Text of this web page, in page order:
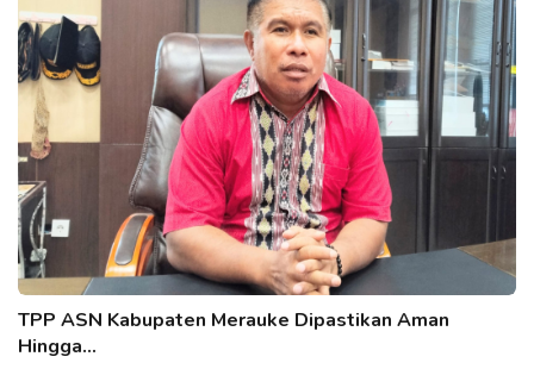
TPP ASN Kabupaten Merauke Dipastikan Aman
Hingga…